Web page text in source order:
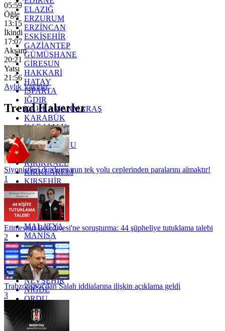
ELAZIĞ
ERZURUM
ERZİNCAN
ESKİŞEHİR
GAZİANTEP
GÜMÜŞHANE
GİRESUN
HAKKARİ
HATAY
ISPARTA
IĞDIR
KAHRAMANMARAŞ
KARABÜK
KARAMAN
KARS
KASTAMONU
KAYSERİ
KIRIKKALE
KIRKLARELİ
KIRŞEHİR
KOCAELİ
KONYA
KÜTAHYA
KİLİS
MALATYA
MANİSA
MARDİN
MERSİN
MUĞLA
MUŞ
NEVŞEHİR
NİĞDE
ORDU
OSMANİYE
RİZE
SAKARYA
05:59
Öğle
13:15
İkindi
17:07
Akşam
20:21
Yatsı
21:56
Aylık Vakitler
Trend Haberler
Siyonistleri durdurmanın tek yolu ceplerinden paralarını almaktır!
1
Etimesgut Belediyesi'ne soruşturma: 44 şüpheliye tutuklama talebi
2
Trabzonspor'dan Salah iddialarına ilişkin açıklama geldi
3